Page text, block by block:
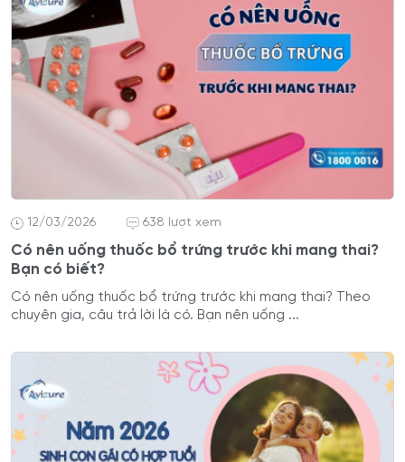
12/03/2026 638 lượt xem
Có nên uống thuốc bổ trứng trước khi mang thai?
Bạn có biết?
Có nên uống thuốc bổ trứng trước khi mang thai? Theo
chuyên gia, câu trả lời là có. Bạn nên uống ...